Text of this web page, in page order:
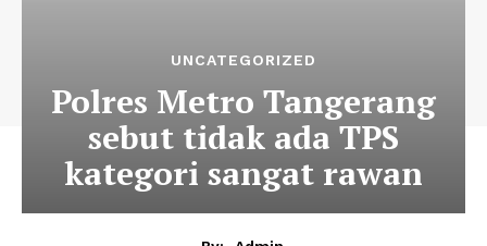
UNCATEGORIZED
Polres Metro Tangerang
sebut tidak ada TPS
kategori sangat rawan